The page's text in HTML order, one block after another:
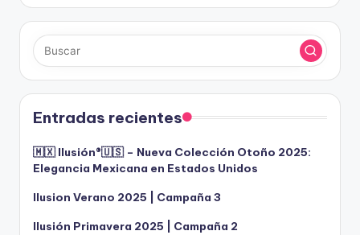
Entradas recientes
🇲🇽 Ilusión®️🇺🇸 – Nueva Colección Otoño 2025:
Elegancia Mexicana en Estados Unidos
Ilusion Verano 2025 | Campaña 3
Ilusión Primavera 2025 | Campaña 2